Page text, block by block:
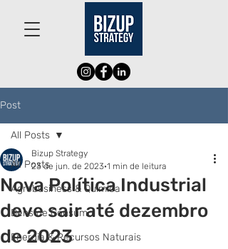
Post
All Posts
Agrobusiness & Química
Bens de Consumo
Energia & Recursos Naturais
All Posts
Nova Política Industrial
deve sair até dezembro
de 2023
Bizup Strategy
23 de jun. de 2023 1 min de leitura